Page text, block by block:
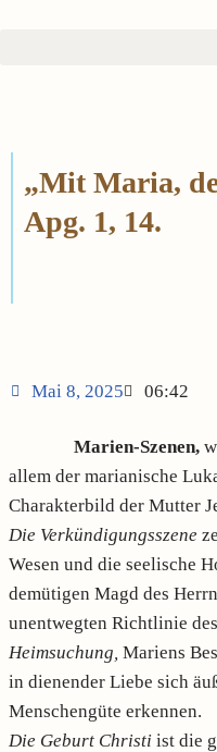
„Mit Maria,
Apg. 1, 14.
Mai 8, 2025 06:42
Marien-Szenen,
allem der marianische
Charakterbild der Mutter
Die Verkündigungsszene
Wesen und die seelische
demütigen Magd des
unentwegten Richtlinie
Heimsuchung, Mariens
in dienender Liebe sich
Menschengüte erkennen.
Die Geburt Christi ist die